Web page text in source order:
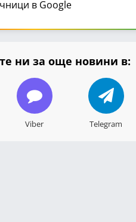
в Google
ни за още новини в:
Viber Telegram